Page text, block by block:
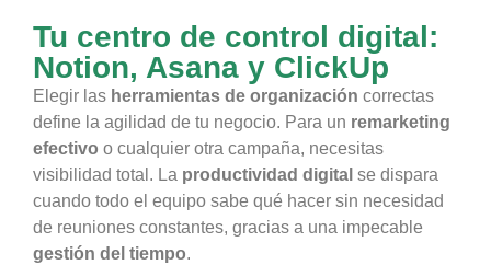
Tu centro de control digital:
Notion, Asana y ClickUp
Elegir las herramientas de organización correctas
define la agilidad de tu negocio. Para un remarketing
efectivo o cualquier otra campaña, necesitas
visibilidad total. La productividad digital se dispara
cuando todo el equipo sabe qué hacer sin necesidad
de reuniones constantes, gracias a una impecable
gestión del tiempo.